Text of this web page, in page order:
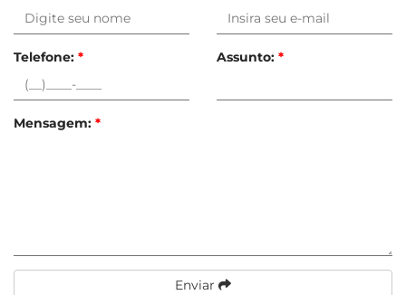
Telefone: * Assunto: *
Mensagem: *
Enviar